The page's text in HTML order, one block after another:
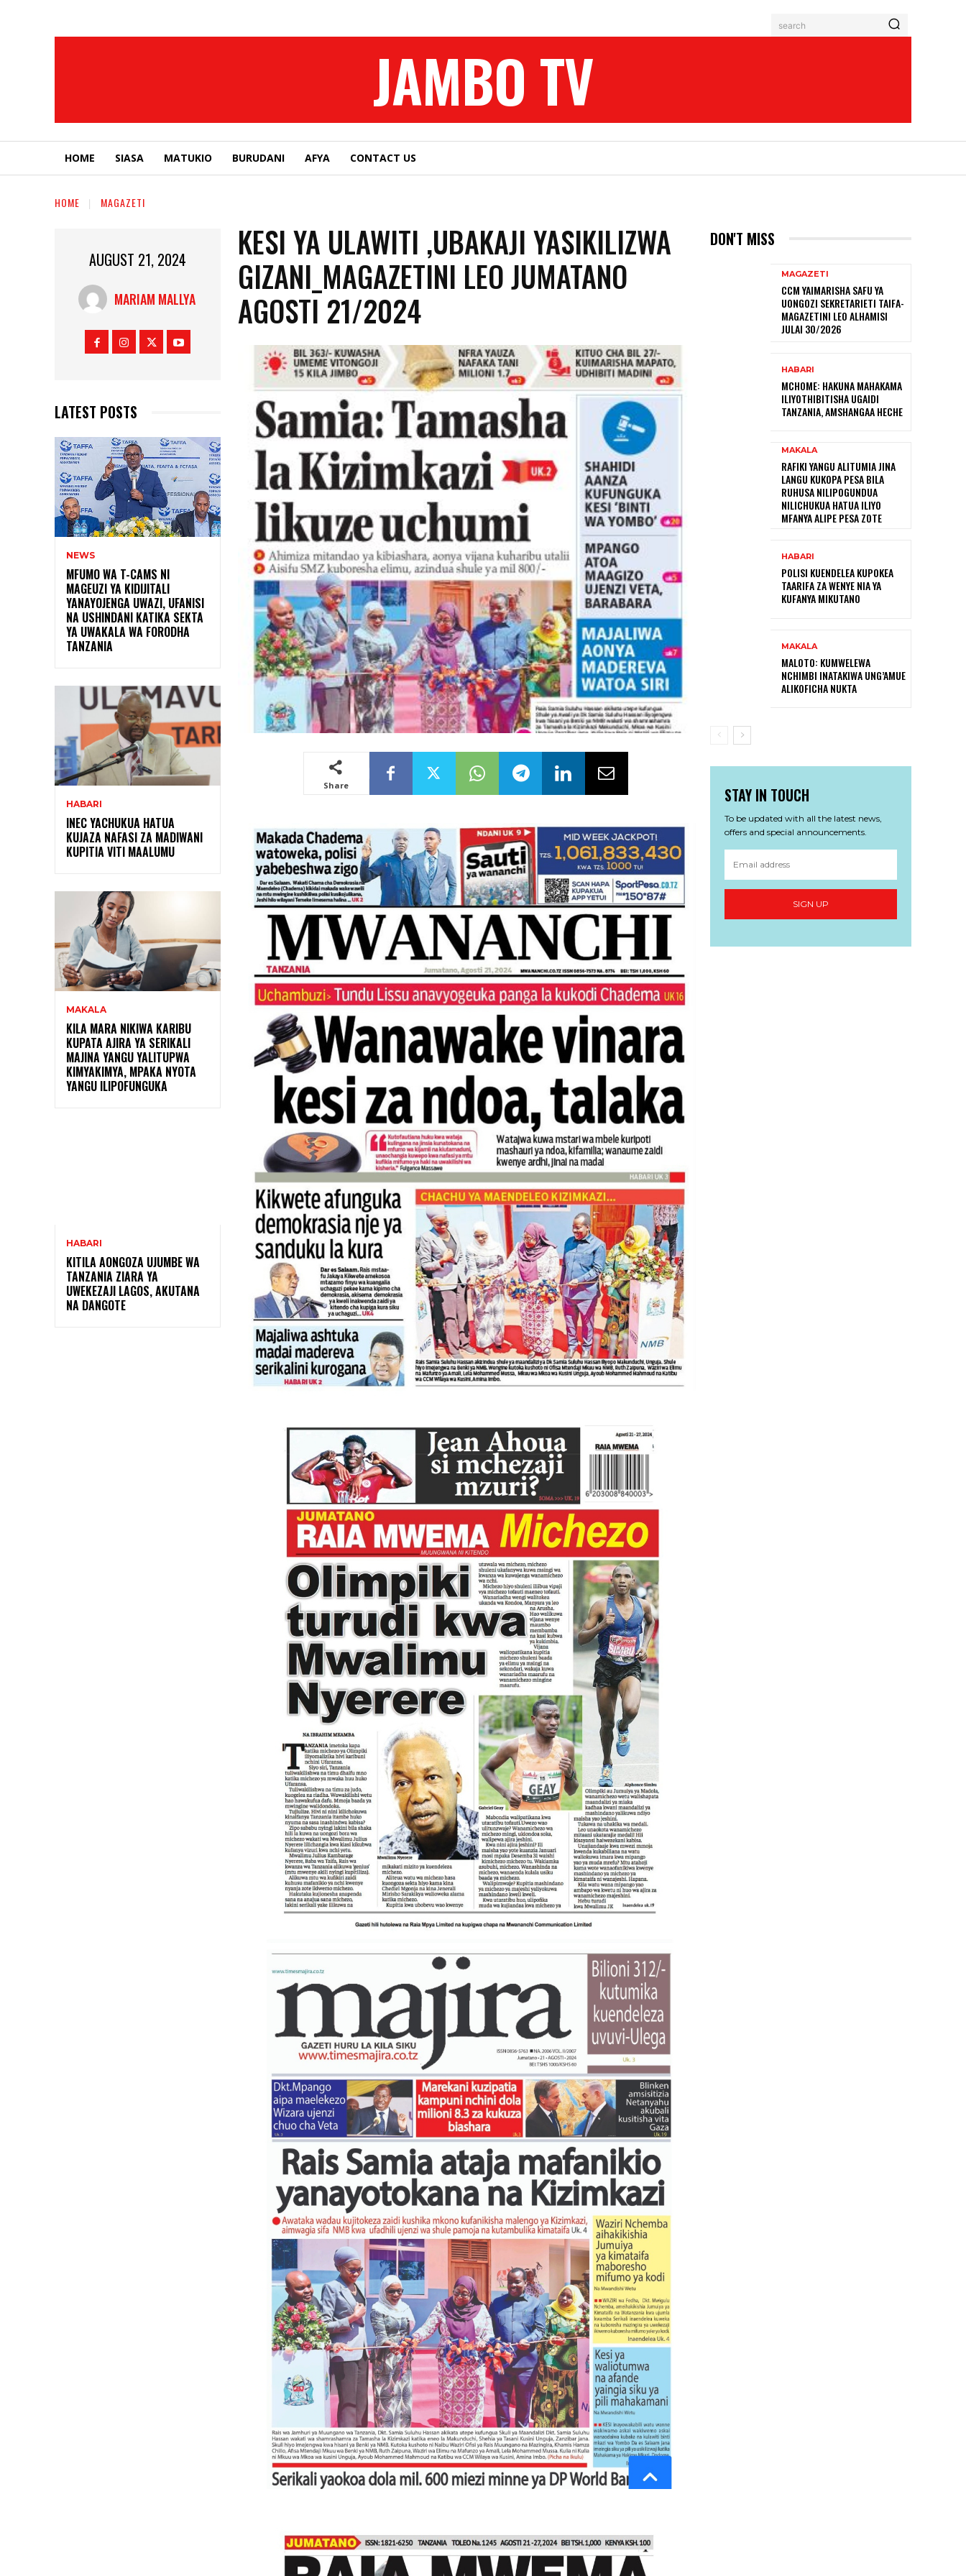
search
JAMBO TV
HOME SIASA MATUKIO BURUDANI AFYA CONTACT US
HOME MAGAZETI
AUGUST 21, 2024
MARIAM MALLYA
LATEST POSTS
NEWS
MFUMO WA T-CAMS NI
MAGEUZI YA KIDIJITALI
YANAYOJENGA UWAZI, UFANISI
NA USHINDANI KATIKA SEKTA
YA UWAKALA WA FORODHA
TANZANIA
HABARI
INEC YACHUKUA HATUA
KUJAZA NAFASI ZA MADIWANI
KUPITIA VITI MAALUMU
MAKALA
KILA MARA NIKIWA KARIBU
KUPATA AJIRA YA SERIKALI
MAJINA YANGU YALITUPWA
KIMYAKIMYA, MPAKA NYOTA
YANGU ILIPOFUNGUKA
HABARI
KITILA AONGOZA UJUMBE WA
TANZANIA ZIARA YA
UWEKEZAJI LAGOS, AKUTANA
NA DANGOTE
KESI YA ULAWITI ,UBAKAJI YASIKILIZWA
GIZANI_MAGAZETINI LEO JUMATANO
AGOSTI 21/2024
Share
DON'T MISS
MAGAZETI
CCM YAIMARISHA SAFU YA
UONGOZI SEKRETARIETI TAIFA-
MAGAZETINI LEO ALHAMISI
JULAI 30/2026
HABARI
MCHOME: HAKUNA MAHAKAMA
ILIYOTHIBITISHA UGAIDI
TANZANIA, AMSHANGAA HECHE
MAKALA
RAFIKI YANGU ALITUMIA JINA
LANGU KUKOPA PESA BILA
RUHUSA NILIPOGUNDUA
NILICHUKUA HATUA ILIYO
MFANYA ALIPE PESA ZOTE
HABARI
POLISI KUENDELEA KUPOKEA
TAARIFA ZA WENYE NIA YA
KUFANYA MIKUTANO
MAKALA
MALOTO: KUMWELEWA
NCHIMBI INATAKIWA UNG’AMUE
ALIKOFICHA NUKTA
STAY IN TOUCH
To be updated with all the latest news,
offers and special announcements.
SIGN UP